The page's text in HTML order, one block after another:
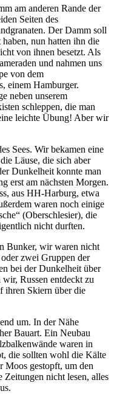
am anderen Rande der
Seiten des
Der Damm soll
nun hatten ihn die
von ihnen besetzt. Als
und nahmen uns
von dem
einem Hamburger.
neben unserem
schleppen, die man
leichte Übung! Aber wir
Sees. Wir bekamen eine
Läuse, die sich aber
Dunkelheit konnte man
erst am nächsten Morgen.
aus HH-Harburg, etwa
waren noch einige
(Oberschlesier), die
nicht durften.
Bunker, wir waren nicht
zwei Gruppen der
bei der Dunkelheit über
Russen entdeckt zu
ihren Skiern über die
um. In der Nähe
Bauart. Ein Neubau
waren in
die sollten wohl die Kälte
Moos gestopft, um den
nicht lesen, alles